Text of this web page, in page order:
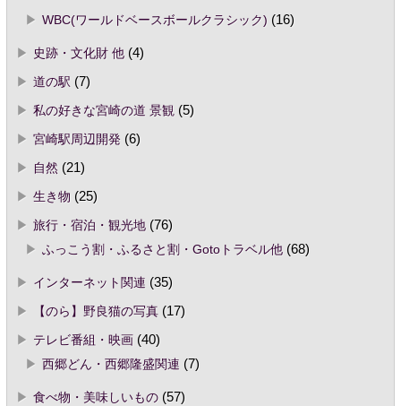
WBC(ワールドベースボールクラシック) (16)
史跡・文化財 他(4)
道の駅 (7)
私の好きな宮崎の道 景観 (5)
宮崎駅周辺開発(6)
自然 (21)
生き物 (25)
旅行・宿泊・観光地(76)
ふっこう割・ふるさと割・Gotoトラベル他(68)
インターネット関連 (35)
【のら】野良猫の写真(17)
テレビ番組・映画(40)
西郷どん・西郷隆盛関連 (7)
食べ物・美味しいもの(57)